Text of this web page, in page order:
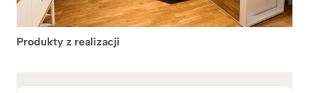
Produkty z realizacji